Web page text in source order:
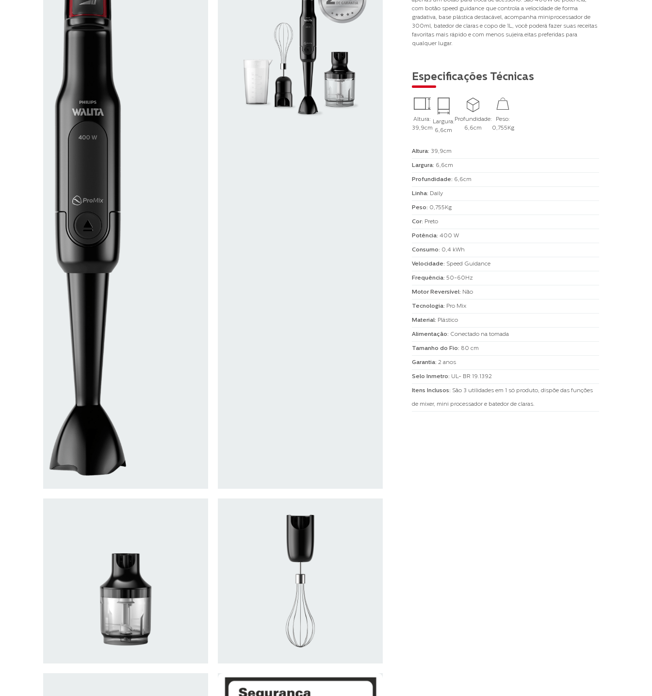
com botão speed guidance que controla a velocidade de forma
gradativa, base plástica destacável, acompanha miniprocessador de
300ml, batedor de claras e copo de 1L, você poderá fazer suas receitas
favoritas mais rápido e com menos sujeira.eitas preferidas para
qualquer lugar.
Especificações Técnicas
Altura:
39,9cm
Largura:
6,6cm
Profundidade:
6,6cm
Peso:
0,755Kg
Altura: 39,9cm
Largura: 6,6cm
Profundidade: 6,6cm
Linha: Daily
Peso: 0,755Kg
Cor: Preto
Potência: 400 W
Consumo: 0,4 kWh
Velocidade: Speed Guidance
Frequência: 50-60Hz
Motor Reversível: Não
Tecnologia: Pro Mix
Material: Plástico
Alimentação: Conectado na tomada
Tamanho do Fio: 80 cm
Garantia: 2 anos
Selo Inmetro: UL- BR 19.1392
Itens Inclusos: São 3 utilidades em 1 só produto, dispõe das funções
de mixer, mini processador e batedor de claras.